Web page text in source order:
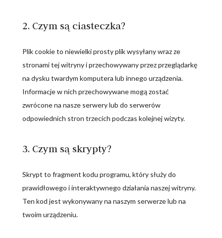
2. Czym są ciasteczka?
Plik cookie to niewielki prosty plik wysyłany wraz ze
stronami tej witryny i przechowywany przez przeglądarkę
na dysku twardym komputera lub innego urządzenia.
Informacje w nich przechowywane mogą zostać
zwrócone na nasze serwery lub do serwerów
odpowiednich stron trzecich podczas kolejnej wizyty.
3. Czym są skrypty?
Skrypt to fragment kodu programu, który służy do
prawidłowego i interaktywnego działania naszej witryny.
Ten kod jest wykonywany na naszym serwerze lub na
twoim urządzeniu.